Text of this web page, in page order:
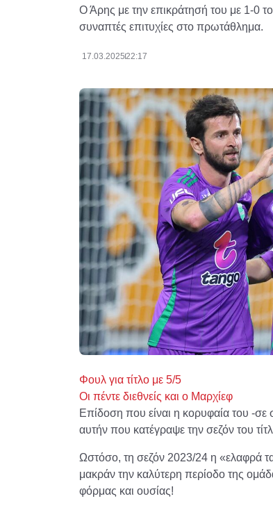
Ο Άρης με την επικράτησή του με 1-0
συναπτές επιτυχίες στο πρωτάθλημα.
17.03.202522:17
Φουλ για τίτλο με 5/5
Οι πέντε διεθνείς και ο Μαρχίεφ
Επίδοση που είναι η κορυφαία του -σε
αυτήν που κατέγραψε την σεζόν του
Ωστόσο, τη σεζόν 2023/24 η «ελαφρά
μακράν την καλύτερη περίοδο της
φόρμας και ουσίας!